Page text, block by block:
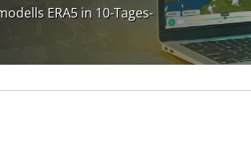
ERA5 in 10-Tages-